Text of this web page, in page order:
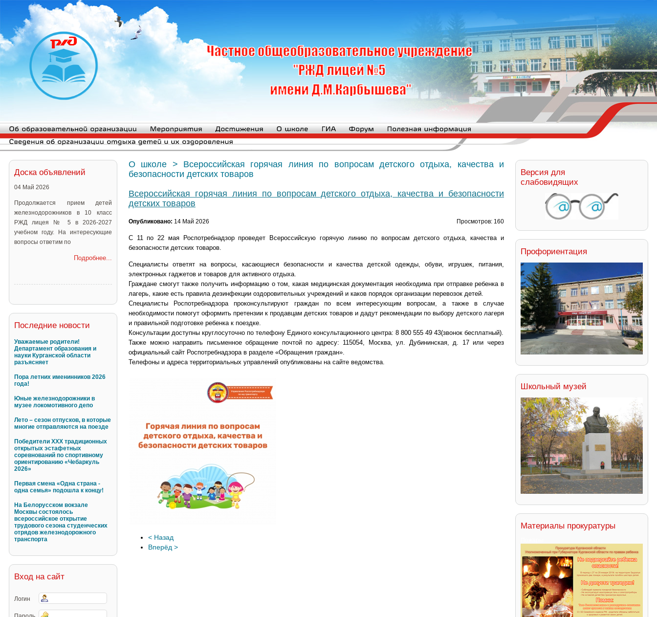
Доска объявлений
04 Май 2026
Продолжается прием детей
железнодорожников в 10 класс
РЖД лицея № 5 в 2026-2027
учебном году. На интересующие
вопросы ответим по
Подробнее...
Последние новости
Уважаемые родители!
Департамент образования и
науки Курганской области
разъясняет
Пора летних именинников 2026
года!
Юные железнодорожники в
музее локомотивного депо
Лето – сезон отпусков, в которые
многие отправляются на поезде
Победители XXX традиционных
открытых эстафетных
соревнований по спортивному
ориентированию «Чебаркуль
2026»
Первая смена «Одна страна -
одна семья» подошла к концу!
На Белорусском вокзале
Москвы состоялось
всероссийское открытие
трудового сезона студенческих
отрядов железнодорожного
транспорта
Вход на сайт
Логин
О школе > Всероссийская горячая линия по вопросам детского отдыха, качества и
безопасности детских товаров
Всероссийская горячая линия по вопросам детского отдыха, качества и безопасности
детских товаров
Опубликовано: 14 Май 2026 Просмотров: 160
С 11 по 22 мая Роспотребнадзор проведет Всероссийскую горячую линию по вопросам детского отдыха, качества и
безопасности детских товаров.
Специалисты ответят на вопросы, касающиеся безопасности и качества детской одежды, обуви, игрушек, питания,
электронных гаджетов и товаров для активного отдыха.
Граждане смогут также получить информацию о том, какая медицинская документация необходима при отправке ребенка в
лагерь, какие есть правила дезинфекции оздоровительных учреждений и каков порядок организации перевозок детей.
Специалисты Роспотребнадзора проконсультируют граждан по всем интересующим вопросам, а также в случае
необходимости помогут оформить претензии к продавцам детских товаров и дадут рекомендации по выбору детского лагеря
и правильной подготовке ребенка к поездке.
Консультации доступны круглосуточно по телефону Единого консультационного центра: 8 800 555 49 43(звонок бесплатный).
Также можно направить письменное обращение почтой по адресу: 115054, Москва, ул. Дубининская, д. 17 или через
официальный сайт Роспотребнадзора в разделе «Обращения граждан».
Телефоны и адреса территориальных управлений опубликованы на сайте ведомства.
< Назад
Вперёд >
Версия для
слабовидящих
Профориентация
Школьный музей
Материалы прокуратуры